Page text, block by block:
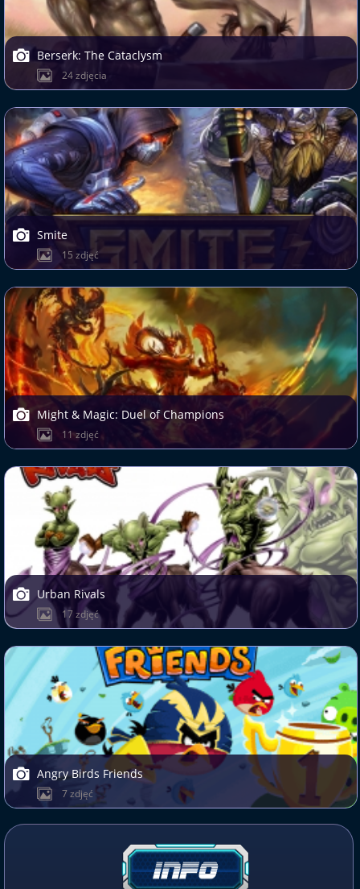
Berserk: The Cataclysm
24 zdjęcia
Smite
15 zdjęć
Might & Magic: Duel of Champions
11 zdjęć
Urban Rivals
17 zdjęć
Angry Birds Friends
7 zdjęć